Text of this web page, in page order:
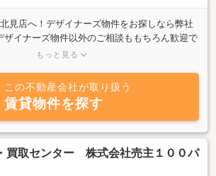
見店へ！デザイナーズ物件をお探しなら弊社
ザイナーズ物件以外のご相談ももちろん歓迎で
探しもご相談ください!!お問い合わせお待ちし
もっと見る
この不動産会社が取り扱う
賃貸物件を探す
買取センター 株式会社売主１００パ